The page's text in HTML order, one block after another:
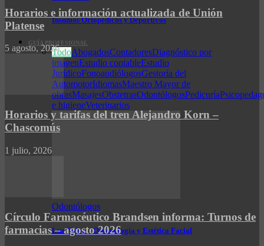
Insumos Ortopédicos y Deportivos
GUÍA PROFESIONAL
TodoAbogadosContadoresDiagnóstico por
imagenEstudio contableEstudio
JurídicoFonoaudiólogosGestoría del
AutomotorIdiomasMaestro Mayor de
obrasMasajesObstetrasOdontólogosPedicuría
e higieneVeterinarios
Odontólogos
Luz Neira – Odontología y Estética Facial
Horarios e información actualizada de Unión
Platense
5 agosto, 2026
Horarios y tarifas del tren Alejandro Korn –
Chascomús
1 julio, 2026
Círculo Farmacéutico Brandsen informa: Turnos de
farmacias – agosto 2026